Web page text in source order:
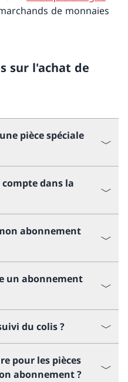
de monnaies
sur l'achat de
pièce spéciale
dans la
abonnement
un abonnement
du colis ?
pour les pièces
abonnement ?